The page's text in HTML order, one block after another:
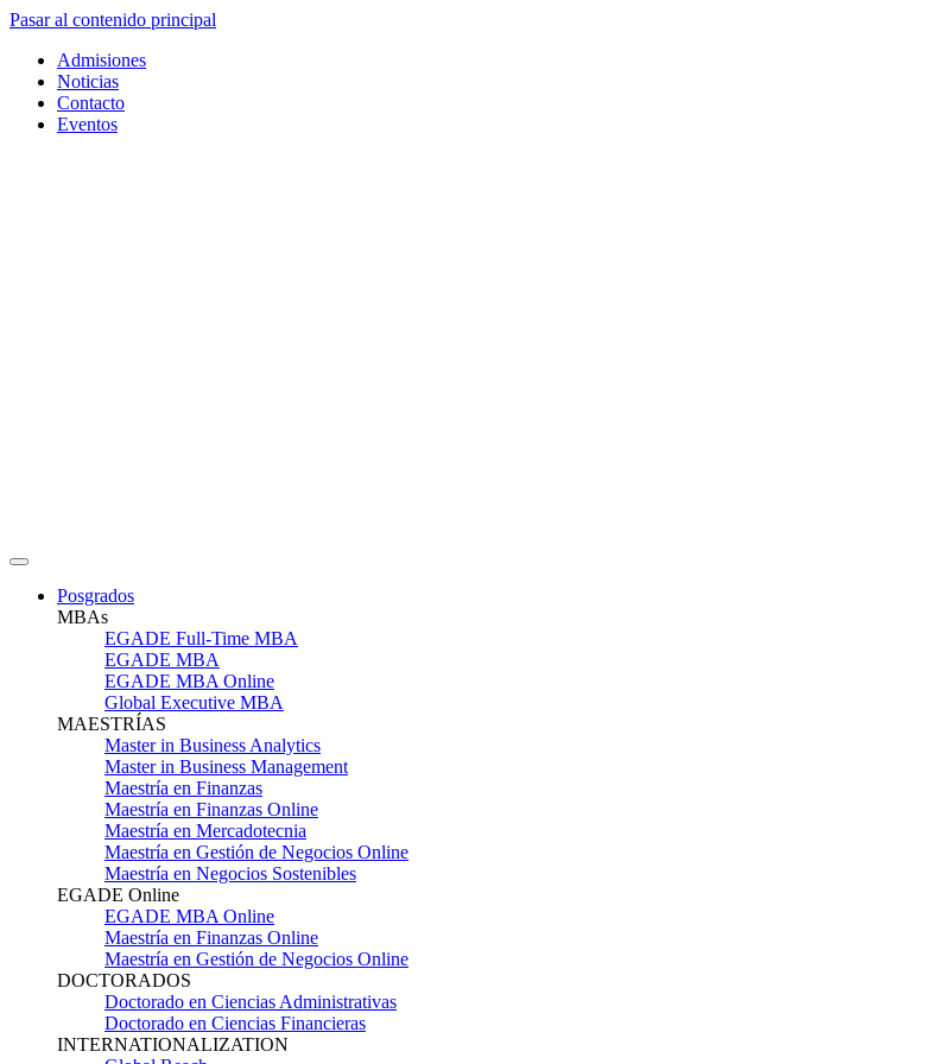
Pasar al contenido principal
Admisiones
Noticias
Contacto
Eventos
Posgrados
MBAs
EGADE Full-Time MBA
EGADE MBA
EGADE MBA Online
Global Executive MBA
MAESTRÍAS
Master in Business Analytics
Master in Business Management
Maestría en Finanzas
Maestría en Finanzas Online
Maestría en Mercadotecnia
Maestría en Gestión de Negocios Online
Maestría en Negocios Sostenibles
EGADE Online
EGADE MBA Online
Maestría en Finanzas Online
Maestría en Gestión de Negocios Online
DOCTORADOS
Doctorado en Ciencias Administrativas
Doctorado en Ciencias Financieras
INTERNATIONALIZATION